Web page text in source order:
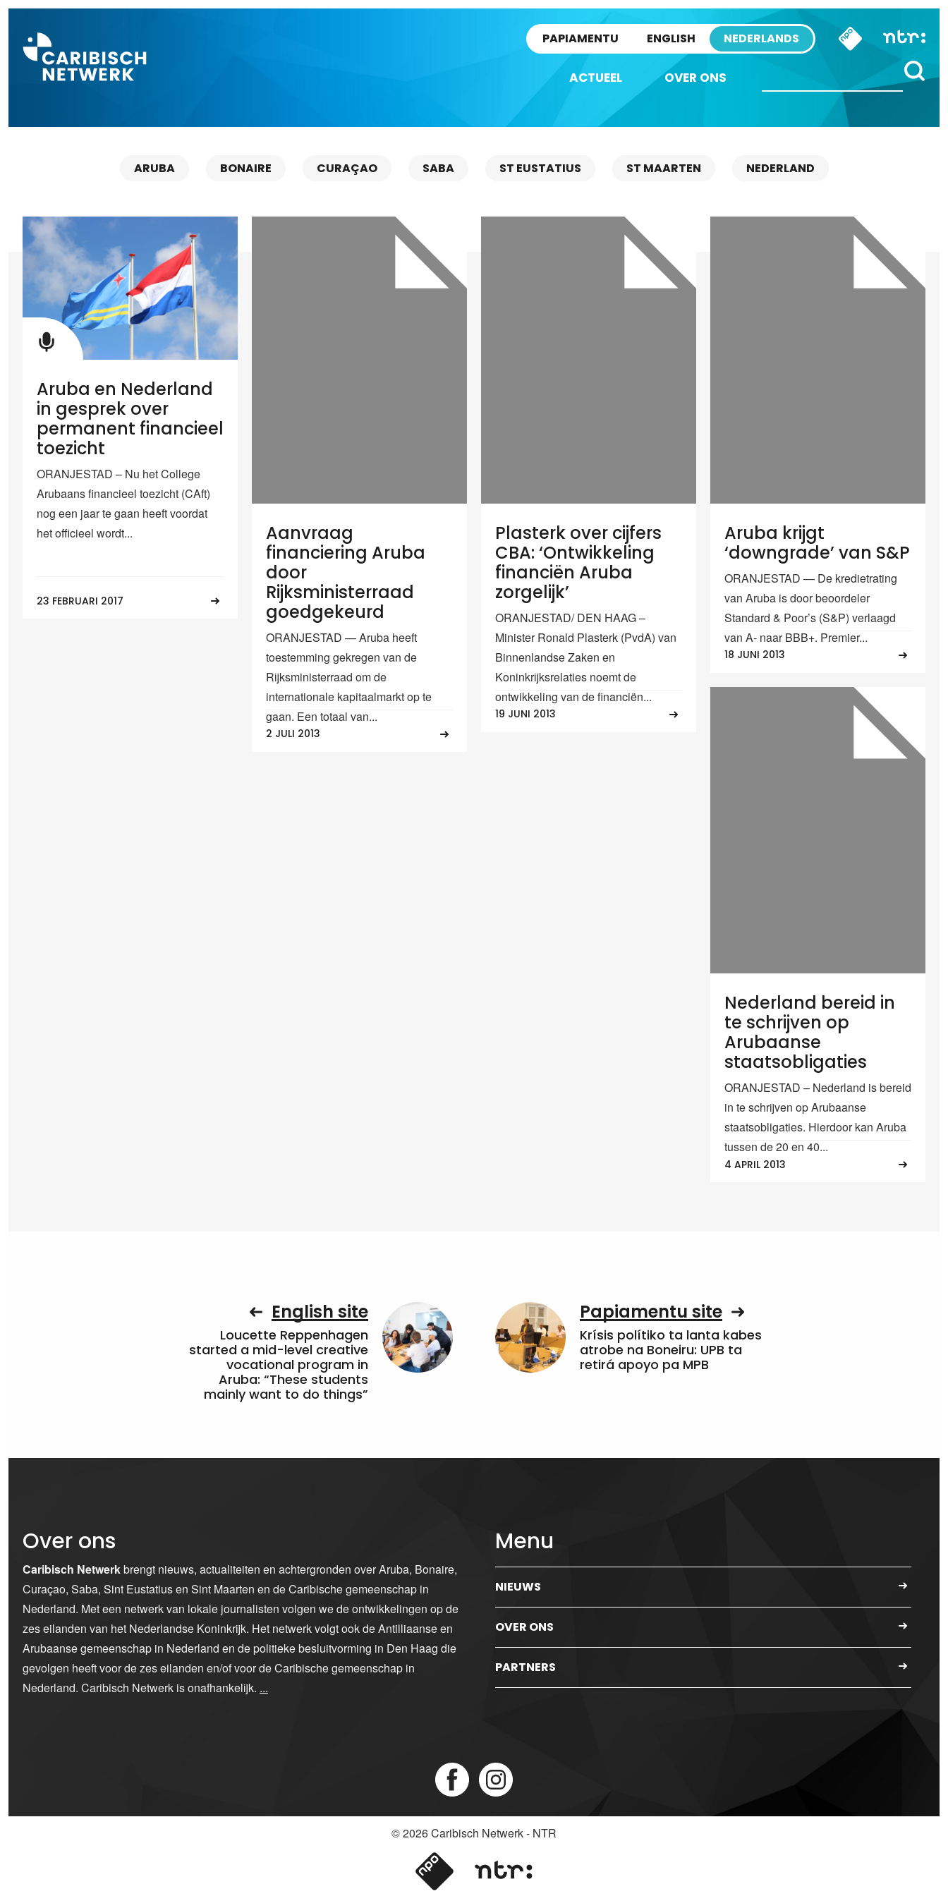
PAPIAMENTU ENGLISH NEDERLANDS
ACTUEEL OVER ONS
ARUBA BONAIRE CURAÇAO SABA ST EUSTATIUS ST MAARTEN NEDERLAND
Aruba en Nederland
in gesprek over
permanent financieel
toezicht
ORANJESTAD – Nu het College
Arubaans financieel toezicht (CAft)
nog een jaar te gaan heeft voordat
het officieel wordt...
23 FEBRUARI 2017
Aanvraag
financiering Aruba
door
Rijksministerraad
goedgekeurd
ORANJESTAD — Aruba heeft
toestemming gekregen van de
Rijksministerraad om de
internationale kapitaalmarkt op te
gaan. Een totaal van...
2 JULI 2013
Plasterk over cijfers
CBA: ‘Ontwikkeling
financiën Aruba
zorgelijk’
ORANJESTAD/ DEN HAAG –
Minister Ronald Plasterk (PvdA) van
Binnenlandse Zaken en
Koninkrijksrelaties noemt de
ontwikkeling van de financiën...
19 JUNI 2013
Aruba krijgt
‘downgrade’ van S&P
ORANJESTAD — De kredietrating
van Aruba is door beoordeler
Standard & Poor’s (S&P) verlaagd
van A- naar BBB+. Premier...
18 JUNI 2013
Nederland bereid in
te schrijven op
Arubaanse
staatsobligaties
ORANJESTAD – Nederland is bereid
in te schrijven op Arubaanse
staatsobligaties. Hierdoor kan Aruba
tussen de 20 en 40...
4 APRIL 2013
English site
Loucette Reppenhagen
started a mid-level creative
vocational program in
Aruba: “These students
mainly want to do things”
Papiamentu site
Krísis polítiko ta lanta kabes
atrobe na Boneiru: UPB ta
retirá apoyo pa MPB
Over ons
Caribisch Netwerkbrengt nieuws, actualiteiten en achtergronden over Aruba, Bonaire,
Curaçao, Saba, Sint Eustatius en Sint Maarten en de Caribische gemeenschap in
Nederland. Met een netwerk van lokale journalisten volgen we de ontwikkelingen op de
zes eilanden van het Nederlandse Koninkrijk. Het netwerk volgt ook de Antilliaanse en
Arubaanse gemeenschap in Nederland en de politieke besluitvorming in Den Haag die
gevolgen heeft voor de zes eilanden en/of voor de Caribische gemeenschap in
Nederland. Caribisch Netwerk is onafhankelijk. ...
Menu
NIEUWS
OVER ONS
PARTNERS
© 2026Caribisch Netwerk - NTR